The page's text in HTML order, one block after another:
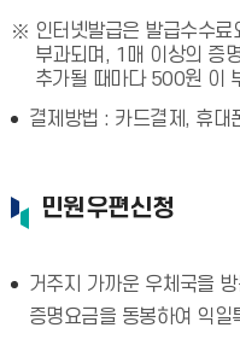
인터넷발급은 발급수수
부과되며, 1매 이상의 증
추가될 때마다 500원 이
결제방법 : 카드결제, 휴대
민원우편신청
거주지 가까운 우체국을
증명요금을 동봉하여 익